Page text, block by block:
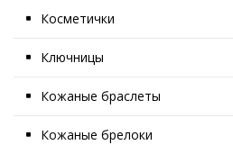
Косметички
Ключницы
Кожаные браслеты
Кожаные брелоки